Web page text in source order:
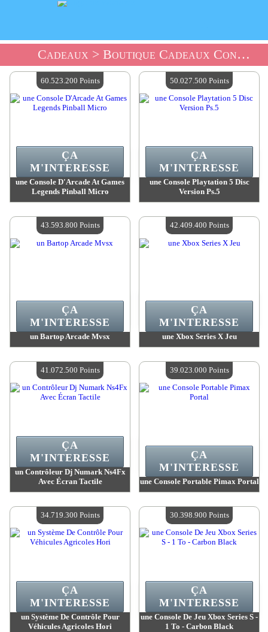
Cadeaux > Boutique Cadeaux Consoles
une Console D'Arcade At Games
Legends Pinball Micro
Quantité Disponible :4
ÇA
M'INTERESSE
60.523.200 Points
une Console Playtation 5 Disc
Version Ps.5
Quantité Disponible :4
ÇA
M'INTERESSE
50.027.500 Points
un Bartop Arcade Mvsx
Quantité Disponible :4
ÇA
M'INTERESSE
43.593.800 Points
une Xbox Series X Jeu
Quantité Disponible :4
ÇA
M'INTERESSE
42.409.400 Points
un Contrôleur Dj Numark Ns4Fx
Avec Écran Tactile
Quantité Disponible :4
ÇA
M'INTERESSE
41.072.500 Points
une Console Portable Pimax Portal
Quantité Disponible :4
ÇA
M'INTERESSE
39.023.000 Points
un Système De Contrôle Pour
Véhicules Agricoles Hori
ÇA
M'INTERESSE
34.719.300 Points
une Console De Jeu Xbox Series S -
1 To - Carbon Black
ÇA
M'INTERESSE
30.398.900 Points